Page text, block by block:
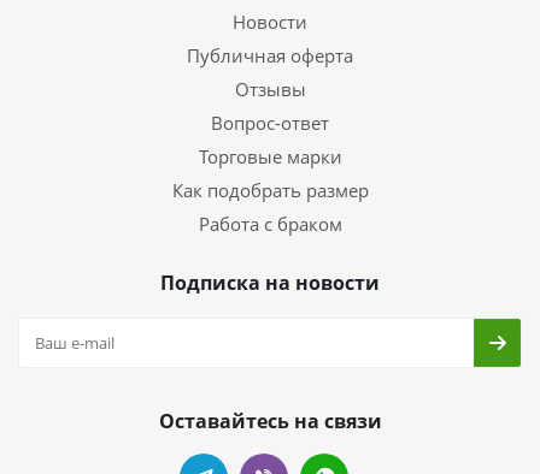
Новости
Публичная оферта
Отзывы
Вопрос-ответ
Торговые марки
Как подобрать размер
Работа с браком
Подписка на новости
Оставайтесь на связи